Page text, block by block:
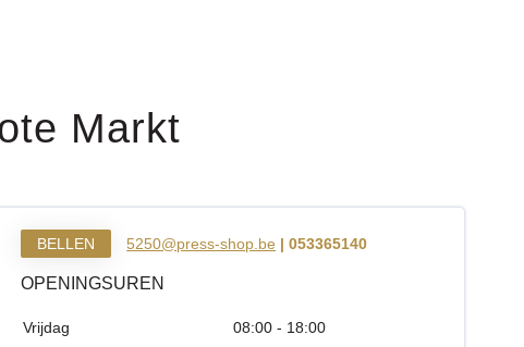
Markt
BELLEN 5250@press-shop.be | 053365140
OPENINGSUREN
Vrijdag 08:00 - 18:00